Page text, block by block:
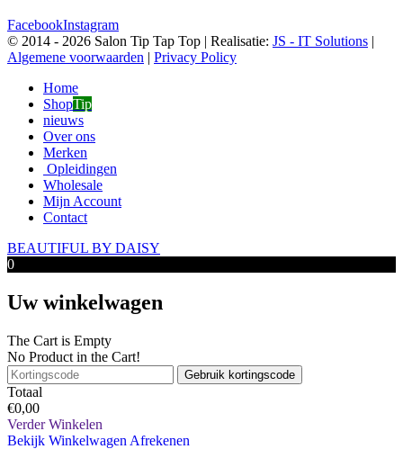
FacebookInstagram
© 2014 - 2026 Salon Tip Tap Top | Realisatie: JS - IT Solutions |
Algemene voorwaarden | Privacy Policy
Home
ShopTip
nieuws
Over ons
Merken
Opleidingen
Wholesale
Mijn Account
Contact
BEAUTIFUL BY DAISY
0
Uw winkelwagen
The Cart is Empty
No Product in the Cart!
Gebruik kortingscode
Totaal
€0,00
Verder Winkelen
Bekijk Winkelwagen Afrekenen